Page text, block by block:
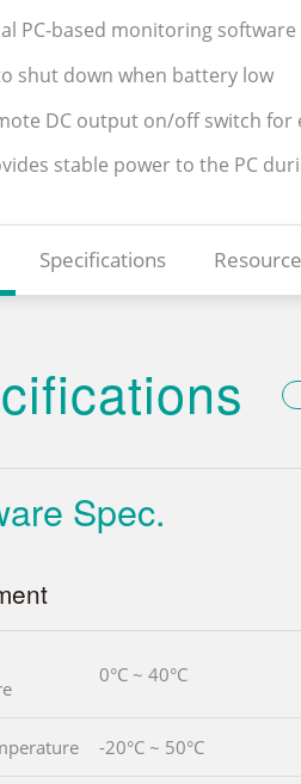
PC-based monitoring
shut down when battery low
DC output on/off switch
stable power to the PC
Specifications
Spec.
0°C ~ 40°C
-20°C ~ 50°C